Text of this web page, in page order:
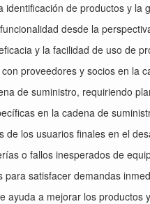
de productos y la
desde la
y la facilidad de uso de
proveedores y socios en la
de suministro, requiriendo
en la cadena de
los usuarios finales en el
o fallos inesperados de
satisfacer demandas
a mejorar los productos